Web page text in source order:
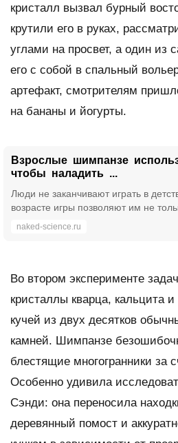
кристалл вызвал бурный
крутили его в руках,
углами на просвет, а один из
его с собой в спальный
артефакт, смотрителям
на бананы и йогурты.
Взрослые шимпанзе
чтобы наладить ...
Люди не заканчивают играть в
возрасте игры позволяют им не
naked-science.ru
Во втором эксперименте
кристаллы кварца, кальцита
кучей из двух десятков
камней. Шимпанзе
блестящие многогранники за
Особенно удивила
Сэнди: она переносила
деревянный помост и